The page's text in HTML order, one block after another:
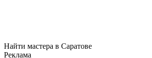
Найти мастера в Саратове
Реклама